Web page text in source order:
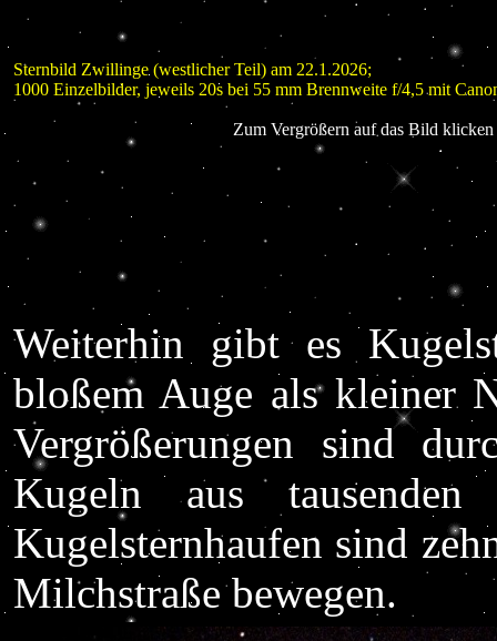
Sternbild Zwillinge (westlicher Teil) am 22.1.2026;
1000 Einzelbilder, jeweils 20s bei 55 mm Brennweite f/4,5 mit
Zum Vergrößern auf das Bild
Weiterhin gibt es
bloßem Auge als kleiner
Vergrößerungen sind
Kugeln aus
Kugelsternhaufen sind
Milchstraße bewegen.